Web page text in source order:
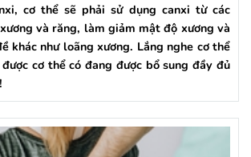
cơ thể sẽ phải sử dụng canxi từ các
và răng, làm giảm mật độ xương và
khác như loãng xương. Lắng nghe cơ thể
cơ thể có đang được bổ sung đầy đủ